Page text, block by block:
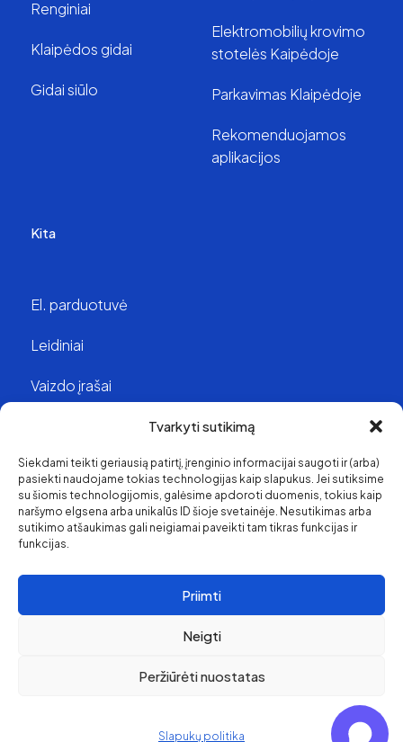
Tvarkyti sutikimą
Siekdami teikti geriausią patirtį, įrenginio informacijai saugoti ir (arba)
pasiekti naudojame tokias technologijas kaip slapukus. Jei sutiksime
su šiomis technologijomis, galėsime apdoroti duomenis, tokius kaip
naršymo elgsena arba unikalūs ID šioje svetainėje. Nesutikimas arba
sutikimo atšaukimas gali neigiamai paveikti tam tikras funkcijas ir
funkcijas.
Priimti
Neigti
Peržiūrėti nuostatas
Slapukų politika
Renginiai
Klaipėdos gidai
Gidai siūlo
Elektromobilių krovimo
stotelės Kaipėdoje
Parkavimas Klaipėdoje
Rekomenduojamos
aplikacijos
Kita
El. parduotuvė
Leidiniai
Vaizdo įrašai
Struktūra ir kontaktai
Apie mus
Svetainės medis
© 2026 Klaipėda Travel
Pirkimo ir grąžinimo
Privatumo politika